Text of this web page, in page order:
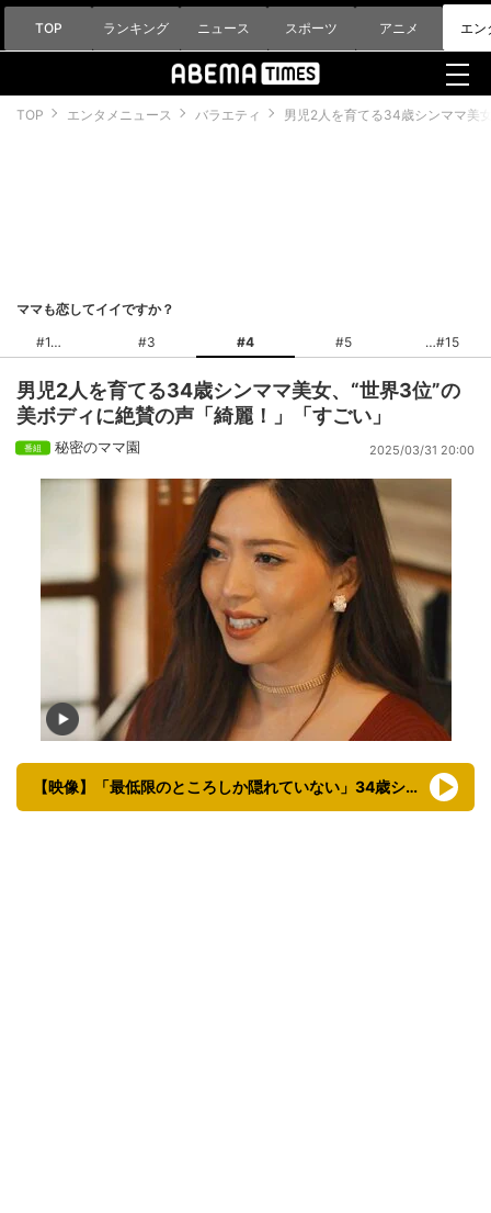
TOP ランキング ニュース スポーツ アニメ エン
TOP エンタメニュース バラエティ 男児2人を育てる34歳シンママ美
ママも恋してイイですか？
#1
#3 #4 #5 #15
男児2人を育てる34歳シンママ美女、“世界3位”の
美ボディに絶賛の声「綺麗！」「すごい」
秘密のママ園 2025/03/31 20:00
【映像】「最低限のところしか隠れていない」34歳シンママ美女のビキニ姿